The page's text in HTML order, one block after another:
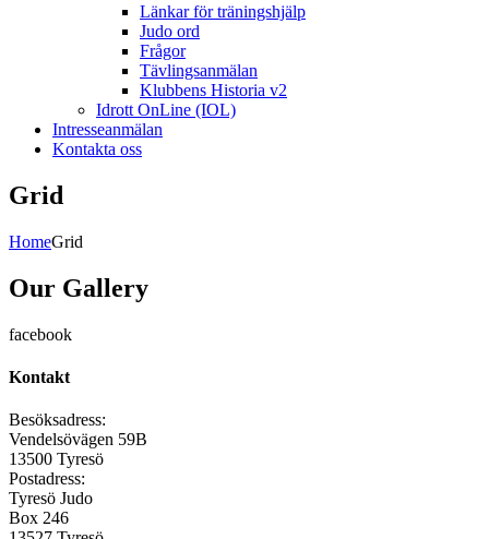
Länkar för träningshjälp
Judo ord
Frågor
Tävlingsanmälan
Klubbens Historia v2
Idrott OnLine (IOL)
Intresseanmälan
Kontakta oss
Grid
HomeGrid
Our Gallery
facebook
Kontakt
Besöksadress:
Vendelsövägen 59B
13500 Tyresö
Postadress:
Tyresö Judo
Box 246